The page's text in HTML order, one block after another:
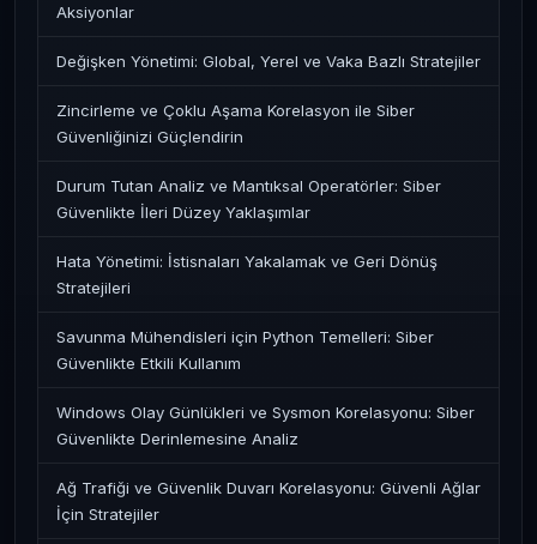
Aksiyonlar
Değişken Yönetimi: Global, Yerel ve Vaka Bazlı Stratejiler
Zincirleme ve Çoklu Aşama Korelasyon ile Siber
Güvenliğinizi Güçlendirin
Durum Tutan Analiz ve Mantıksal Operatörler: Siber
Güvenlikte İleri Düzey Yaklaşımlar
Hata Yönetimi: İstisnaları Yakalamak ve Geri Dönüş
Stratejileri
Savunma Mühendisleri için Python Temelleri: Siber
Güvenlikte Etkili Kullanım
Windows Olay Günlükleri ve Sysmon Korelasyonu: Siber
Güvenlikte Derinlemesine Analiz
Ağ Trafiği ve Güvenlik Duvarı Korelasyonu: Güvenli Ağlar
İçin Stratejiler